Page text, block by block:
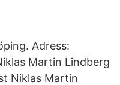
Adress:
Martin Lindberg
Niklas Martin